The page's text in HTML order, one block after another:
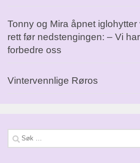
Tonny og Mira åpnet
rett før nedstengingen: – Vi
forbedre oss
Vintervennlige Røros
Søk
etter: